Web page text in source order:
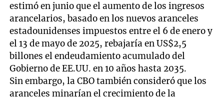
estimó en junio que el aumento de los ingresos
arancelarios, basado en los nuevos aranceles
estadounidenses impuestos entre el 6 de enero y
el 13 de mayo de 2025, rebajaría en US$2,5
billones el endeudamiento acumulado del
Gobierno de EE.UU. en 10 años hasta 2035.
Sin embargo, la CBO también consideró que los
aranceles minarían el crecimiento de la